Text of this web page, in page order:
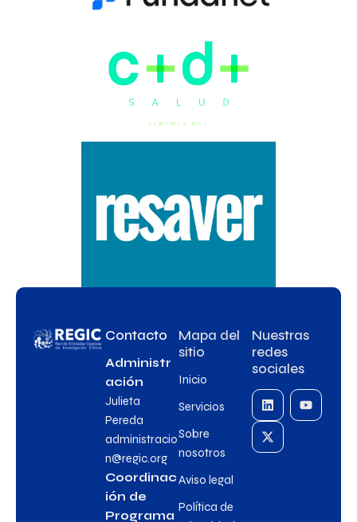
Contacto
Administr
ación
Julieta
Pereda
administracio
n@regic.org
Coordinac
ión de
Programa
Mapa del
sitio
Inicio
Servicios
Sobre
nosotros
Aviso legal
Política de
Nuestras
redes
sociales